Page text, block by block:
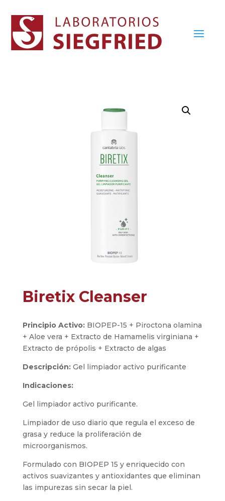
Biretix Cleanser
Principio Activo: BIOPEP-15 + Piroctona olamina
+ Aloe vera + Extracto de Hamamelis virginiana +
Extracto de própolis + Extracto de algas
Descripción: Gel limpiador activo purificante
Indicaciones:
Gel limpiador activo purificante.
Limpiador de uso diario que regula el exceso de
grasa y reduce la proliferación de
microorganismos.
Formulado con BIOPEP 15 y enriquecido con
activos suavizantes y antioxidantes que eliminan
las impurezas sin secar la piel.